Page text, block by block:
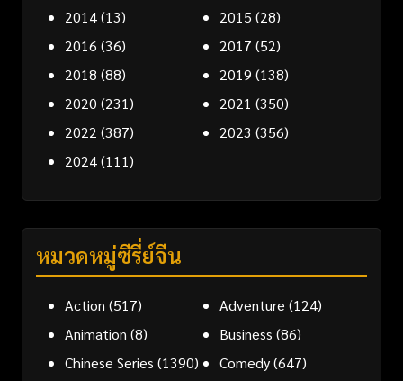
2014(13) 2015 (28)
2016 (36) 2017 (52)
2018 (88) 2019 (138)
2020 (231) 2021 (350)
2022 (387) 2023 (356)
2024(111)
หมวดหมู่ซีรี่ย์จีน
Action (517) Adventure (124)
Animation (8) Business (86)
Chinese Series (1390) Comedy(647)